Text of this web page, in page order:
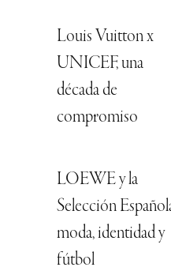
Louis Vuitton x
UNICEF, una
década de
compromiso
LOEWE y la
Selección
moda, identidad y
fútbol